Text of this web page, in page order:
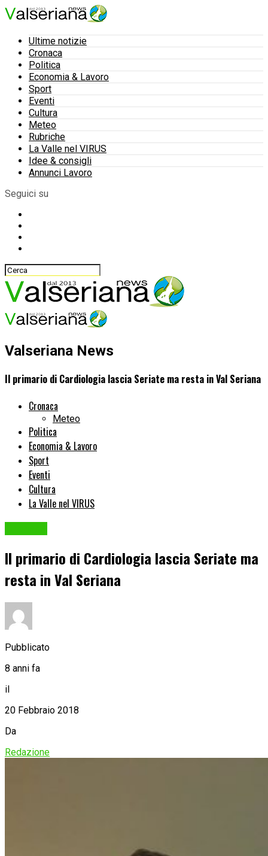
Ultime notizie
Cronaca
Politica
Economia & Lavoro
Sport
Eventi
Cultura
Meteo
Rubriche
La Valle nel VIRUS
Idee & consigli
Annunci Lavoro
Seguici su
Valseriana News
Il primario di Cardiologia lascia Seriate ma resta in Val Seriana
Cronaca
Meteo
Politica
Economia & Lavoro
Sport
Eventi
Cultura
La Valle nel VIRUS
Il primario di Cardiologia lascia Seriate ma
resta in Val Seriana
Pubblicato
8 anni fa
il
20 Febbraio 2018
Da
Redazione